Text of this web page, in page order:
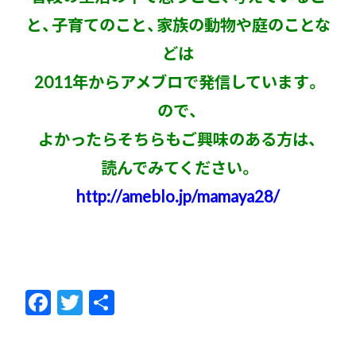
と、子育てのこと、家族の動物や庭のことな
どは
2011年からアメブロで発信しています。
ので、
よかったらそちらもご興味のある方は、
読んでみてください。
http://ameblo.jp/mamaya28/
F
ac
T
w